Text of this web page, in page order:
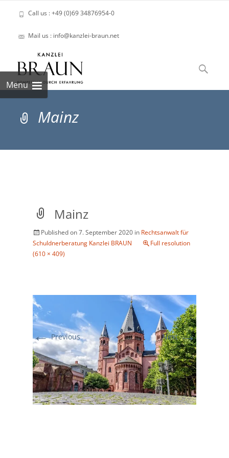
Call us : +49 (0)69 34876954-0
Mail us : info@kanzlei-braun.net
Menu
to
content
Suchen
nach:
Mainz
Mainz
Published on7. September 2020 in Rechtsanwalt für
Schuldnerberatung Kanzlei BRAUN
Full resolution
(610 × 409)
←Previous Next→